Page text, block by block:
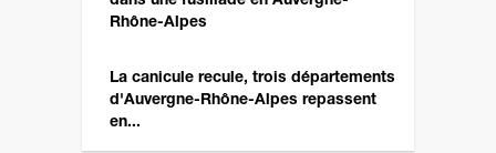
Rhône-Alpes
La canicule recule, trois départements
d'Auvergne-Rhône-Alpes repassent
en...